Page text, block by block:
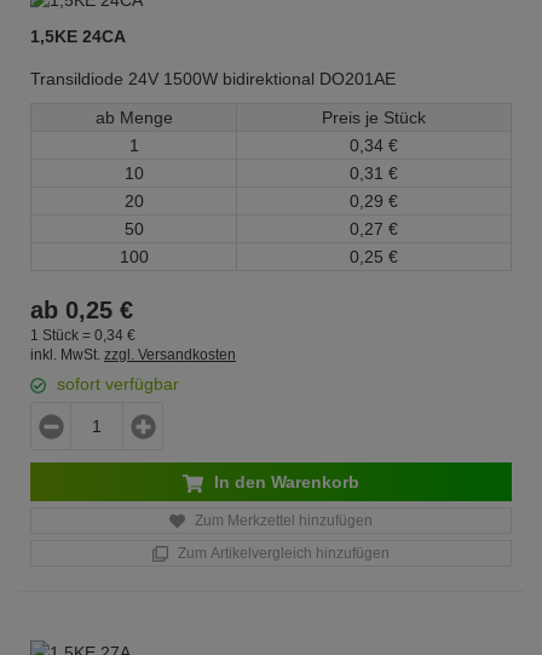
1,5KE 24CA
Transildiode 24V 1500W bidirektional DO201AE
ab Menge
Preis je Stück
1
0, 34 €
10
0, 31 €
20
0, 29 €
50
0, 27 €
100
0, 25 €
ab 0,25 €
1 Stück = 0, 34 €
inkl. MwSt. zzgl. Versandkosten
sofort verfügbar
In den Warenkorb
Zum Merkzettel hinzufügen
Zum Artikelvergleich hinzufügen